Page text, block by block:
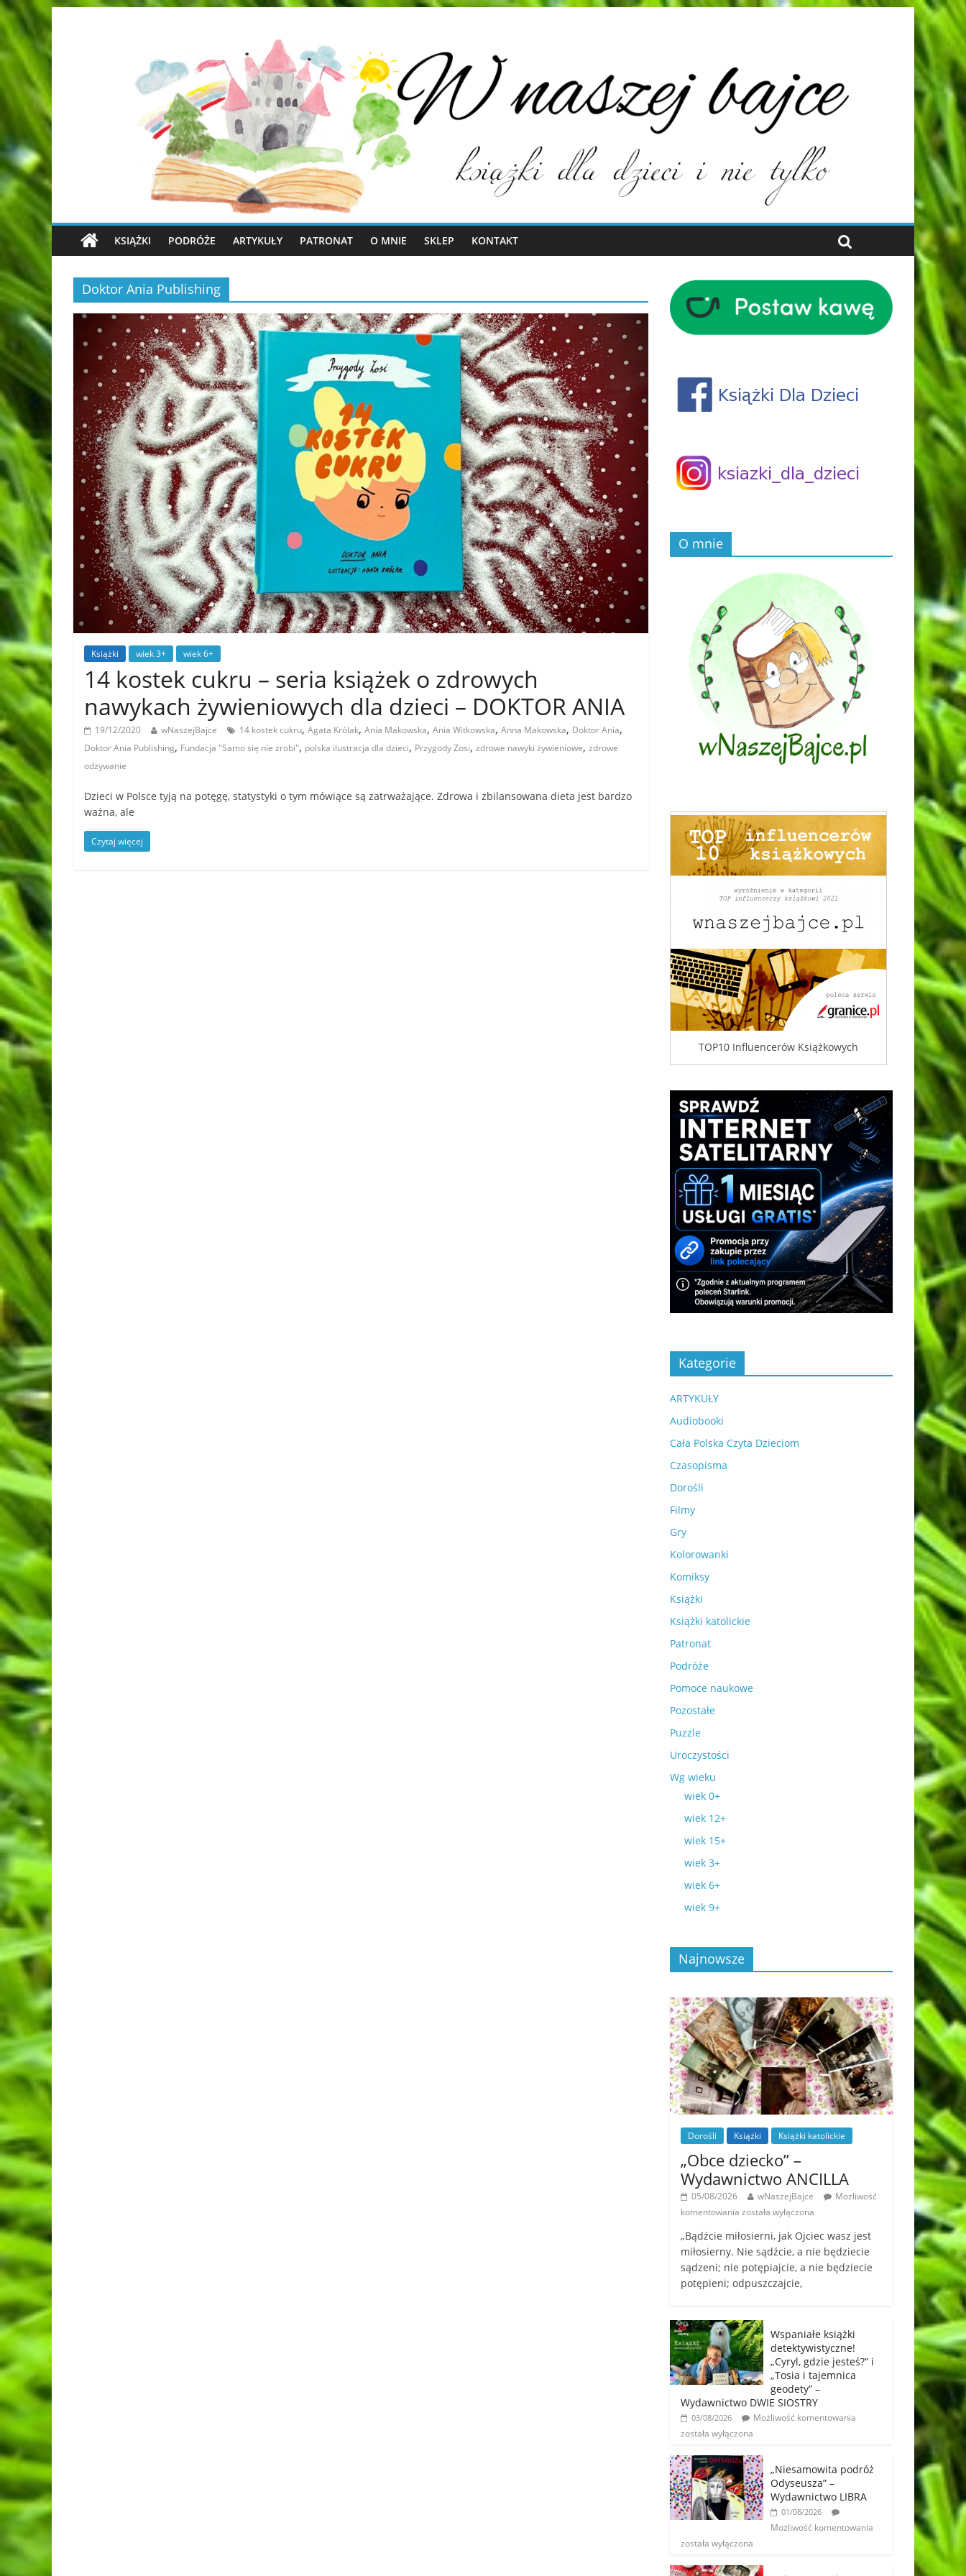
KSIĄŻKI PODRÓŻE ARTYKUŁY PATRONAT O MNIE SKLEP KONTAKT
Doktor Ania Publishing
Książki wiek 3+ wiek 6+
14 kostek cukru – seria książek o zdrowych
nawykach żywieniowych dla dzieci – DOKTOR ANIA
19/12/2020 wNaszejBajce 14 kostek cukru, Agata Królak, Ania Makowska, Ania Witkowska, Anna Makowska, Doktor Ania,
Doktor Ania Publishing, Fundacja "Samo się nie zrobi", polska ilustracja dla dzieci, Przygody Zosi, zdrowe nawyki żywieniowe, zdrowe
odżywanie
Dzieci w Polsce tyją na potęgę, statystyki o tym mówiące są zatrważające. Zdrowa i zbilansowana dieta jest bardzo
ważna, ale
Czytaj więcej
O mnie
TOP10 Influencerów Książkowych
Kategorie
ARTYKUŁY
Audiobooki
Cała Polska Czyta Dzieciom
Czasopisma
Dorośli
Filmy
Gry
Kolorowanki
Komiksy
Książki
Książki katolickie
Patronat
Podróże
Pomoce naukowe
Pozostałe
Puzzle
Uroczystości
Wg wieku
wiek 0+
wiek 12+
wiek 15+
wiek 3+
wiek 6+
wiek 9+
Najnowsze
Dorośli Książki Książki katolickie
„Obce dziecko” –
Wydawnictwo ANCILLA
05/08/2026 wNaszejBajce
Możliwość
komentowania została wyłączona
„Bądźcie miłosierni, jak Ojciec wasz jest
miłosierny. Nie sądźcie, a nie będziecie
sądzeni; nie potępiajcie, a nie będziecie
potępieni; odpuszczajcie,
Wspaniałe książki
detektywistyczne!
„Cyryl, gdzie jesteś?” i
„Tosia i tajemnica
geodety” –
Wydawnictwo DWIE SIOSTRY
03/08/2026
Możliwość komentowania
została wyłączona
„Niesamowita podróż
Odyseusza” –
Wydawnictwo LIBRA
01/08/2026
Możliwość komentowania
została wyłączona